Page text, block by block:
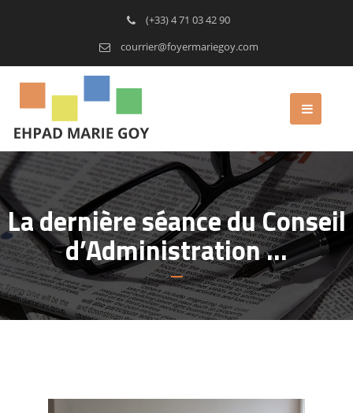
(+33) 4 71 03 42 90
courrier@foyermariegoy.com
La dernière séance du Conseil
d’Administration …